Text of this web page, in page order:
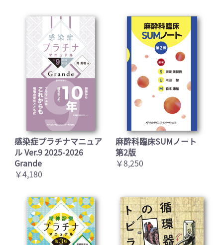
感染症プラチナマニュア
ル Ver.9 2025-2026
Grande
￥4,180
麻酔科臨床SUMノート
第2版
￥8,250